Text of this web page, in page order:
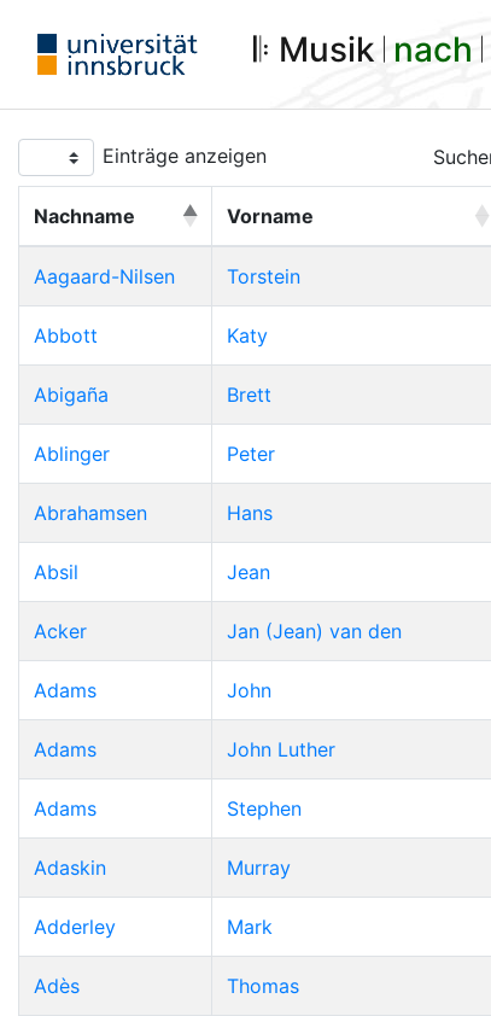
𝄆 Musik 𝄀 nach
Einträge anzeigen
Nachname Vorname
Aagaard-Nilsen Torstein
Abbott Katy
Abigaña Brett
Ablinger Peter
Abrahamsen Hans
Absil Jean
Acker Jan (Jean) van den
Adams John
Adams John Luther
Adams Stephen
Adaskin Murray
Adderley Mark
Adès Thomas